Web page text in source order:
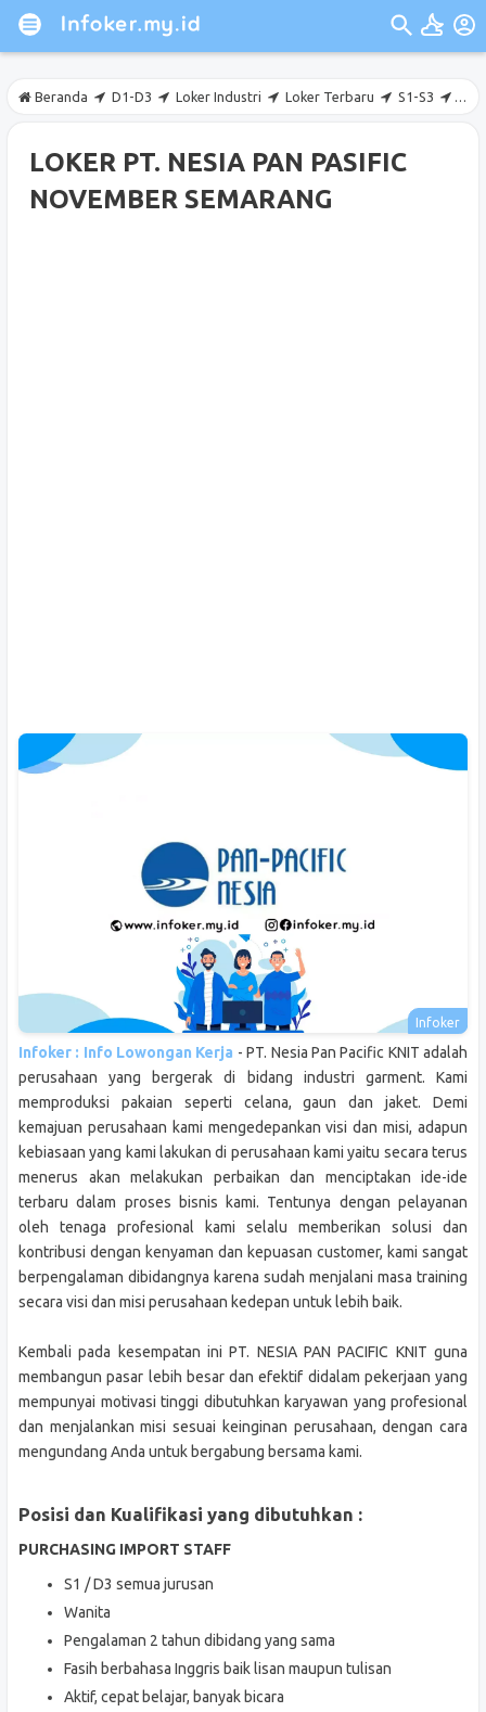
Beranda D1-D3 Loker Industri Loker Terbaru S1-S3
LOKER PT. NESIA PAN PASIFIC
NOVEMBER SEMARANG
Infoker : Info Lowongan Kerja - PT. Nesia Pan Pacific KNIT adalah
perusahaan yang bergerak di bidang industri garment. Kami
memproduksi pakaian seperti celana, gaun dan jaket. Demi
kemajuan perusahaan kami mengedepankan visi dan misi, adapun
kebiasaan yang kami lakukan di perusahaan kami yaitu secara terus
menerus akan melakukan perbaikan dan menciptakan ide-ide
terbaru dalam proses bisnis kami. Tentunya dengan pelayanan
oleh tenaga profesional kami selalu memberikan solusi dan
kontribusi dengan kenyaman dan kepuasan customer, kami sangat
berpengalaman dibidangnya karena sudah menjalani masa training
secara visi dan misi perusahaan kedepan untuk lebih baik.
Kembali pada kesempatan ini PT. NESIA PAN PACIFIC KNIT guna
membangun pasar lebih besar dan efektif didalam pekerjaan yang
mempunyai motivasi tinggi dibutuhkan karyawan yang profesional
dan menjalankan misi sesuai keinginan perusahaan, dengan cara
mengundang Anda untuk bergabung bersama kami.
Posisi dan Kualifikasi yang dibutuhkan :
PURCHASING IMPORT STAFF
S1 / D3 semua jurusan
Wanita
Pengalaman 2 tahun dibidang yang sama
Fasih berbahasa Inggris baik lisan maupun tulisan
Aktif, cepat belajar, banyak bicara